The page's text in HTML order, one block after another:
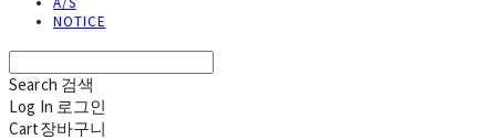
NOTICE
Search 검색
Log In 로그인
Cart장바구니